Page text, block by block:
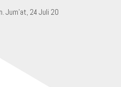
Jum’at, 24 Juli 20